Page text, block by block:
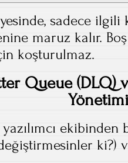
sadece
maruz kalır.
koşturulmaz.
Queue (DLQ)
ki?)